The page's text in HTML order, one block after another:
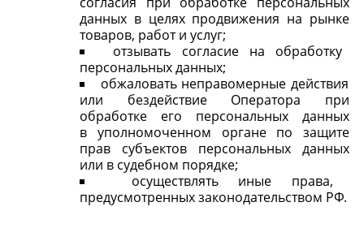
данных в целях продвижения на рынке
товаров, работ и услуг;
отзывать согласие на обработку
персональных данных;
обжаловать неправомерные действия
или бездействие Оператора при
обработке его персональных данных
в уполномоченном органе по защите
прав субъектов персональных данных
или в судебном порядке;
осуществлять иные права,
предусмотренных законодательством РФ.